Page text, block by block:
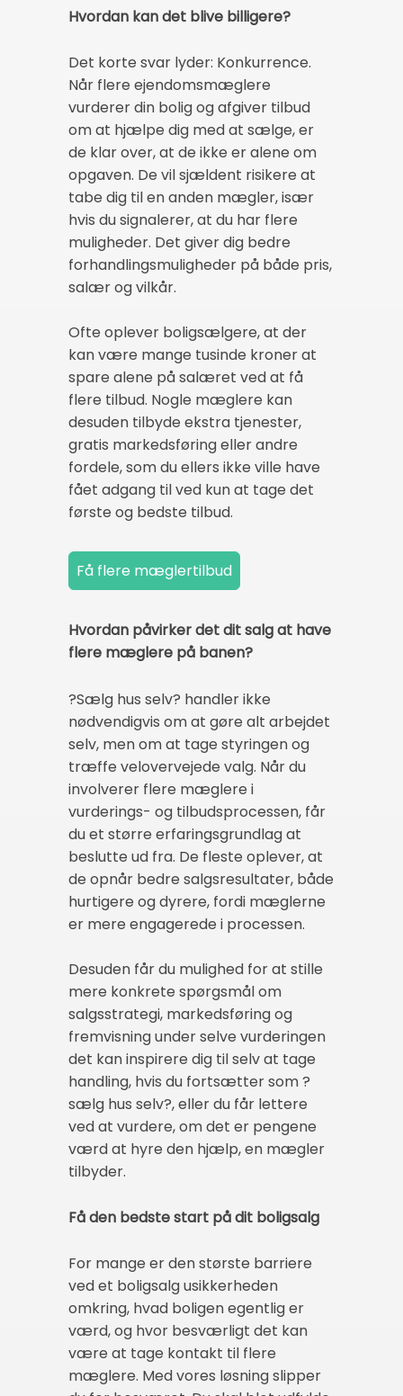
Hvordan kan det blive billigere?
Det korte svar lyder: Konkurrence.
Når flere ejendomsmæglere
vurderer din bolig og afgiver tilbud
om at hjælpe dig med at sælge, er
de klar over, at de ikke er alene om
opgaven. De vil sjældent risikere at
tabe dig til en anden mægler, især
hvis du signalerer, at du har flere
muligheder. Det giver dig bedre
forhandlingsmuligheder på både pris,
salær og vilkår.
Ofte oplever boligsælgere, at der
kan være mange tusinde kroner at
spare alene på salæret ved at få
flere tilbud. Nogle mæglere kan
desuden tilbyde ekstra tjenester,
gratis markedsføring eller andre
fordele, som du ellers ikke ville have
fået adgang til ved kun at tage det
første og bedste tilbud.
Hvordan påvirker det dit salg at have
flere mæglere på banen?
?Sælg hus selv? handler ikke
nødvendigvis om at gøre alt arbejdet
selv, men om at tage styringen og
træffe velovervejede valg. Når du
involverer flere mæglere i
vurderings- og tilbudsprocessen, får
du et større erfaringsgrundlag at
beslutte ud fra. De fleste oplever, at
de opnår bedre salgsresultater, både
hurtigere og dyrere, fordi mæglerne
er mere engagerede i processen.
Desuden får du mulighed for at stille
mere konkrete spørgsmål om
salgsstrategi, markedsføring og
fremvisning under selve vurderingen
det kan inspirere dig til selv at tage
handling, hvis du fortsætter som ?
sælg hus selv?, eller du får lettere
ved at vurdere, om det er pengene
værd at hyre den hjælp, en mægler
tilbyder.
Få den bedste start på dit boligsalg
For mange er den største barriere
ved et boligsalg usikkerheden
omkring, hvad boligen egentlig er
værd, og hvor besværligt det kan
være at tage kontakt til flere
mæglere. Med vores løsning slipper